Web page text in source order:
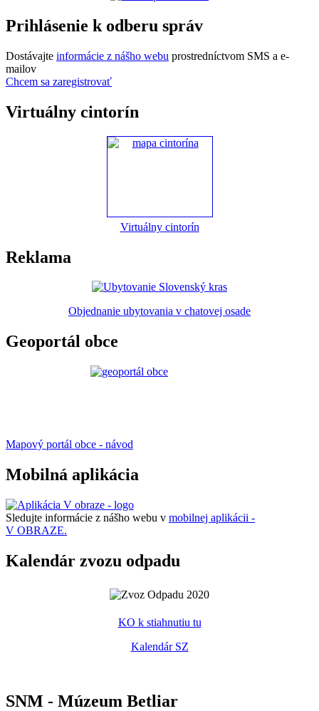
Prihlásenie k odberu správ
Dostávajte informácie z nášho webu prostredníctvom SMS a e-
mailov
Chcem sa zaregistrovať
Virtuálny cintorín
Virtuálny cintorín
Reklama
Objednanie ubytovania v chatovej osade
Geoportál obce
Mapový portál obce - návod
Mobilná aplikácia
Sledujte informácie z nášho webu v mobilnej aplikácii -
V OBRAZE.
Kalendár zvozu odpadu
KO k stiahnutiu tu
Kalendár SZ
SNM - Múzeum Betliar